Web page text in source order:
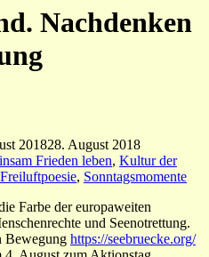
Nachdenken
201828. August 2018
Frieden leben, Kultur der
, Sonntagsmomente
Farbe der europaweiten
und Seenotrettung.
Bewegung https://seebruecke.org/